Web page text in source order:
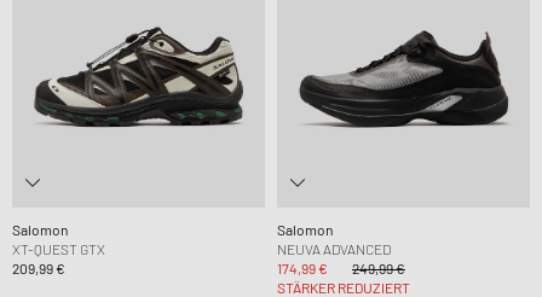
Salomon
XT-QUEST GTX
209,99 €
Salomon
NEUVA ADVANCED
174,99 €
249,99 €
STÄRKER REDUZIERT